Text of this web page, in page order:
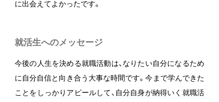
に出会えてよかったです。
就活生へのメッセージ
今後の人生を決める就職活動は、なりたい自分になるため
に自分自信と向き合う大事な時間です。今まで学んできた
ことをしっかりアピールして、自分自身が納得いく就職活